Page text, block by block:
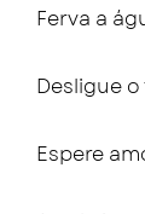
Ferva a
Desligue
Espere